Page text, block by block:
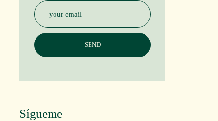
Sígueme